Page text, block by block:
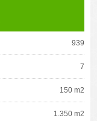
939
7
150 m2
1.350 m2